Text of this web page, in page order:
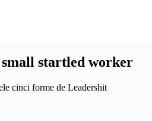
small startled worker